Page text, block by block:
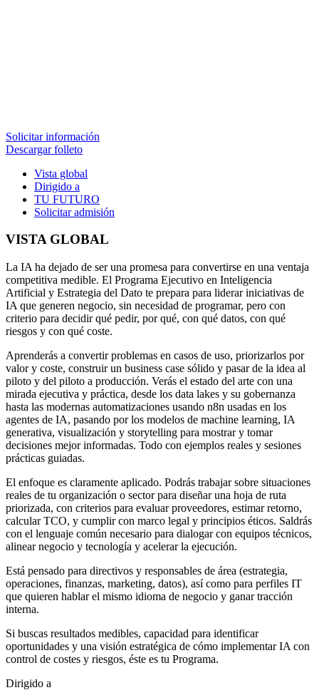
Solicitar información
Descargar folleto
Vista global
Dirigido a
TU FUTURO
Solicitar admisión
VISTA GLOBAL
La IA ha dejado de ser una promesa para convertirse en una ventaja
competitiva medible. El Programa Ejecutivo en Inteligencia
Artificial y Estrategia del Dato te prepara para liderar iniciativas de
IA que generen negocio, sin necesidad de programar, pero con
criterio para decidir qué pedir, por qué, con qué datos, con qué
riesgos y con qué coste.
Aprenderás a convertir problemas en casos de uso, priorizarlos por
valor y coste, construir un business case sólido y pasar de la idea al
piloto y del piloto a producción. Verás el estado del arte con una
mirada ejecutiva y práctica, desde los data lakes y su gobernanza
hasta las modernas automatizaciones usando n8n usadas en los
agentes de IA, pasando por los modelos de machine learning, IA
generativa, visualización y storytelling para mostrar y tomar
decisiones mejor informadas. Todo con ejemplos reales y sesiones
prácticas guiadas.
El enfoque es claramente aplicado. Podrás trabajar sobre situaciones
reales de tu organización o sector para diseñar una hoja de ruta
priorizada, con criterios para evaluar proveedores, estimar retorno,
calcular TCO, y cumplir con marco legal y principios éticos. Saldrás
con el lenguaje común necesario para dialogar con equipos técnicos,
alinear negocio y tecnología y acelerar la ejecución.
Está pensado para directivos y responsables de área (estrategia,
operaciones, finanzas, marketing, datos), así como para perfiles IT
que quieren hablar el mismo idioma de negocio y ganar tracción
interna.
Si buscas resultados medibles, capacidad para identificar
oportunidades y una visión estratégica de cómo implementar IA con
control de costes y riesgos, éste es tu Programa.
Dirigido a